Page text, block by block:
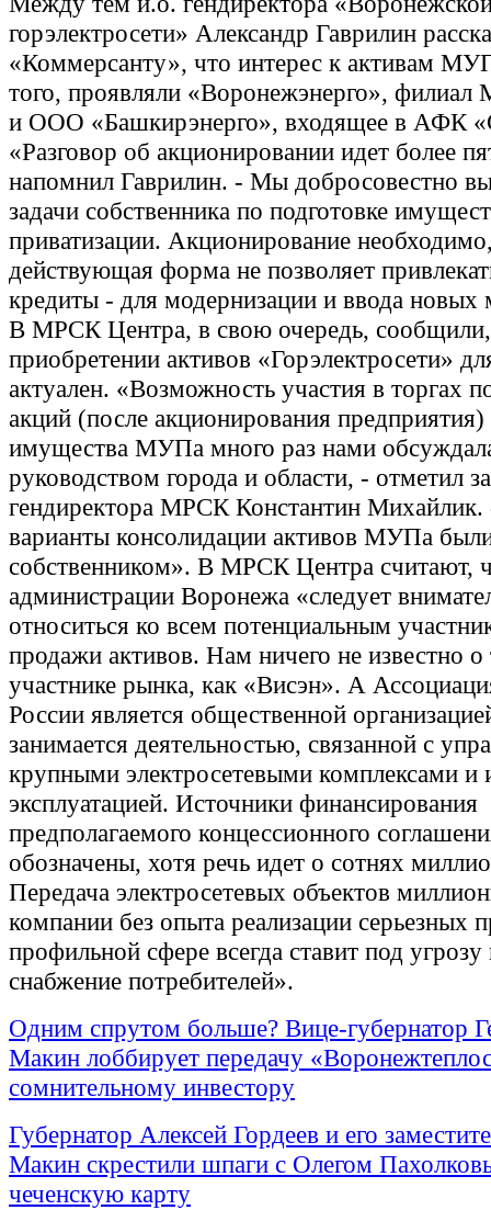
горэлектросети» Александр Гаврилин
«Коммерсанту», что интерес к активам
того, проявляли «Воронежэнерго»,
и ООО «Башкирэнерго», входящее в АФК
«Разговор об акционировании идет более
напомнил Гаврилин. - Мы добросовестно
задачи собственника по подготовке
приватизации. Акционирование
действующая форма не позволяет
кредиты - для модернизации и ввода
В МРСК Центра, в свою очередь,
приобретении активов «Горэлектросети»
актуален. «Возможность участия в торгах
акций (после акционирования
имущества МУПа много раз нами
руководством города и области, - отметил
гендиректора МРСК Константин Михайлик.
варианты консолидации активов МУПа
собственником». В МРСК Центра считают,
администрации Воронежа «следует
относиться ко всем потенциальным
продажи активов. Нам ничего не известно о
участнике рынка, как «Висэн». А
России является общественной
занимается деятельностью, связанной с
крупными электросетевыми комплексами и
эксплуатацией. Источники финансирования
предполагаемого концессионного
обозначены, хотя речь идет о сотнях
Передача электросетевых объектов
компании без опыта реализации серьезных
профильной сфере всегда ставит под
снабжение потребителей».
Одним спрутом больше? Вице-губернатор
Макин лоббирует передачу
сомнительному инвестору
Губернатор Алексей Гордеев и его
Макин скрестили шпаги с Олегом
чеченскую карту